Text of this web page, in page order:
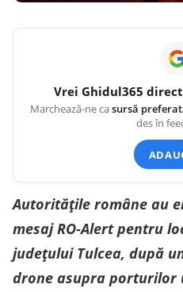
Vrei Ghidul365 direct
Marchează-ne casursă
des în
Autoritățile române au
mesaj RO-Alert pentru
județului Tulcea, după
drone asupra porturilor